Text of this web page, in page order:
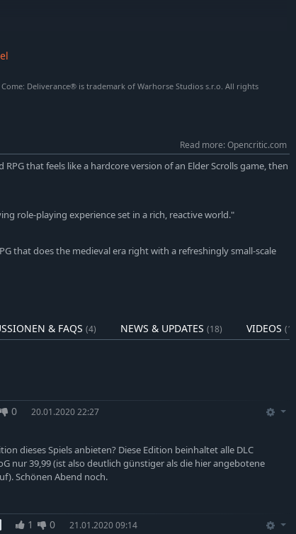
Grafik.
eure Fähigkeiten, verdient neue Perks, stellt
diese.
wirken sich auf die Leute um euch herum aus.
Böhmens.
Deliverance® is trademark of Warhorse Studios s.r.o. All rights
Read more: Opencritic.com
that feels like a hardcore version of an Elder Scrolls game, then
role-playing experience set in a rich, reactive world."
that does the medieval era right with a refreshingly small-scale
& FAQS (4) NEWS & UPDATES (18) VIDEOS (18)
0 20.01.2020 22:27
dieses Spiels anbieten? Diese Edition beinhaltet alle DLC
nur 39,99 (ist also deutlich günstiger als die hier angebotene
Schönen Abend noch.
1 0 21.01.2020 09:14